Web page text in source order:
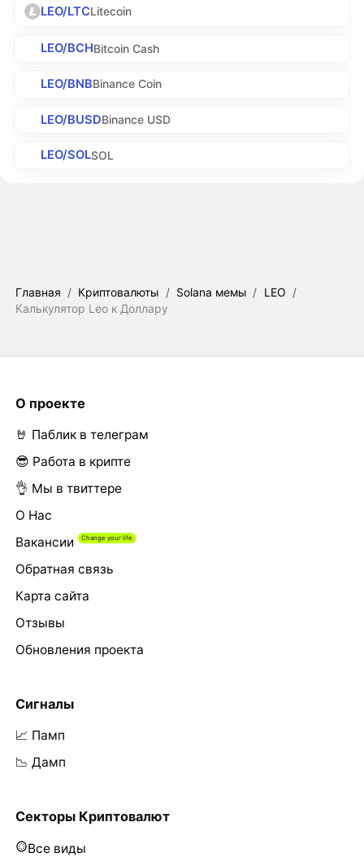
LEO/LTCLitecoin
LEO/BCHBitcoin Cash
LEO/BNBBinance Coin
LEO/BUSDBinance USD
LEO/SOLSOL
Главная / Криптовалюты / Solana мемы / LEO /
Калькулятор Leo к Доллару
О проекте
🤘 Паблик в телеграм
😎 Работа в крипте
👌 Мы в твиттере
О Нас
Вакансии
Обратная связь
Карта сайта
Отзывы
Обновления проекта
Сигналы
📈 Памп
📉 Дамп
Секторы Криптовалют
Все виды